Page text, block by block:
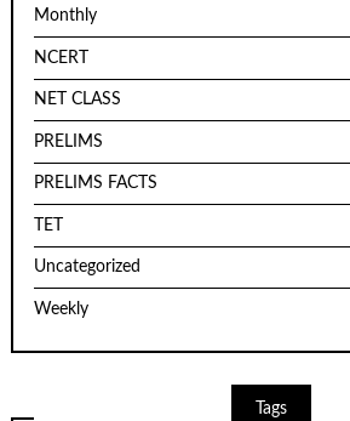
Monthly
NCERT
NET CLASS
PRELIMS
PRELIMS FACTS
TET
Uncategorized
Weekly
Tags